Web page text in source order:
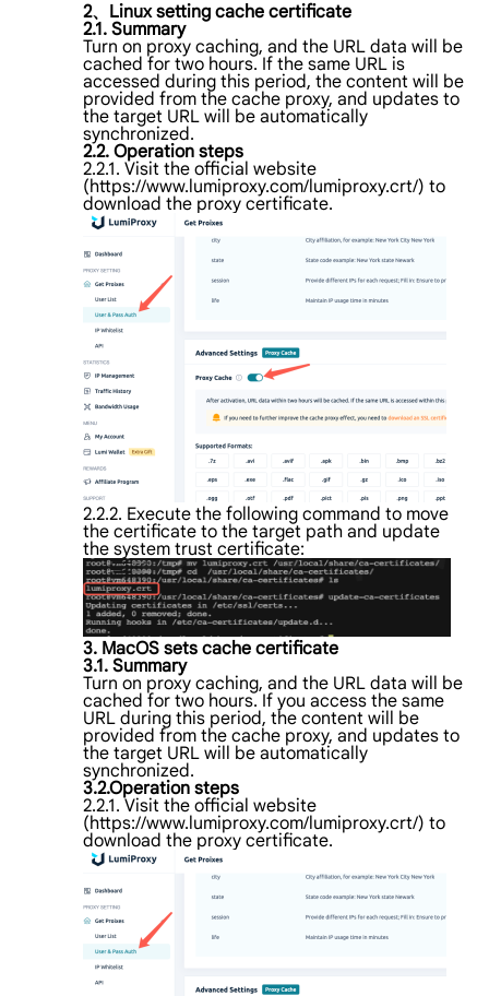
2、 Linux setting cache certificate
2.1. Summary
Turn on proxy caching, and the URL data will be
cached for two hours. If the same URL is
accessed during this period, the content will be
provided from the cache proxy, and updates to
the target URL will be automatically
synchronized.
2.2. Operation steps
2.2.1. Visit the official website
(https://www.lumiproxy.com/lumiproxy.crt/) to
download the proxy certificate.
2.2.2. Execute the following command to move
the certificate to the target path and update
the system trust certificate:
3. MacOS sets cache certificate
3.1. Summary
Turn on proxy caching, and the URL data will be
cached for two hours. If you access the same
URL during this period, the content will be
provided from the cache proxy, and updates to
the target URL will be automatically
synchronized.
3.2.Operation steps
2.2.1. Visit the official website
(https://www.lumiproxy.com/lumiproxy.crt/) to
download the proxy certificate.